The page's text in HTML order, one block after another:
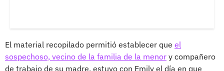
El material recopilado permitió establecer que el
sospechoso, vecino de la familia de la menor y compañero
de trabajo de su madre, estuvo con Emily el día en que